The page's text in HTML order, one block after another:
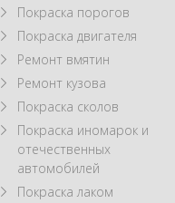
Покраска порогов
Покраска двигателя
Ремонт вмятин
Ремонт кузова
Покраска сколов
Покраска иномарок и
отечественных
автомобилей
Покраска лаком